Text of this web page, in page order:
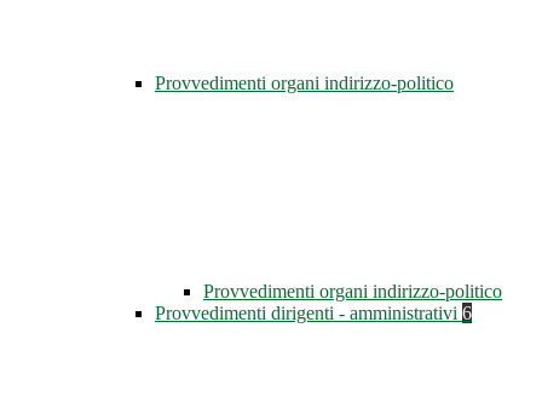
Provvedimenti organi indirizzo-politico
Provvedimenti organi indirizzo-politico
Provvedimenti dirigenti - amministrativi 6